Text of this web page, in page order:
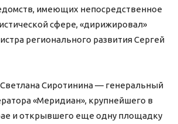
имеющих непосредственное
сфере, «дирижировал»
регионального развития Сергей
Светлана Сиротинина — генеральный
«Меридиан», крупнейшего в
и открывшего еще одну площадку